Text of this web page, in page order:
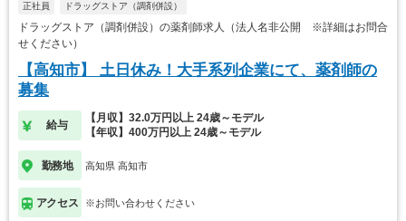
正社員 ドラッグストア（調剤併設）
ドラッグストア（調剤併設）の薬剤師求人（法人名非公開 ※詳細はお問合
せください）
【高知市】 土日休み！大手系列企業にて、薬剤師の
募集
給与
【月収】32.0万円以上 24歳～モデル
【年収】400万円以上 24歳～モデル
勤務地 高知県 高知市
アクセス ※お問い合わせください